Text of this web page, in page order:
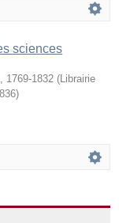
sciences
1769-1832 ( Librairie
)